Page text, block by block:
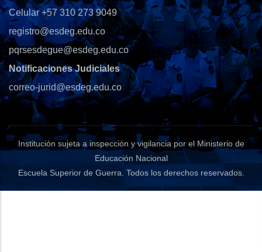
Celular +57 310 273 9049
registro@esdeg.edu.co
pqrsesdegue@esdeg.edu.co
Notificaciones Judiciales
correo-jurid@esdeg.edu.co
Institución sujeta a inspección y vigilancia por el Ministerio de
Educación Nacional
Escuela Superior de Guerra. Todos los derechos reservados.